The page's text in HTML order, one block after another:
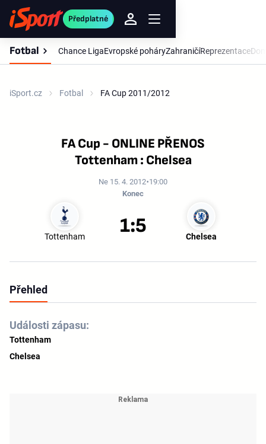
Předplatné
Fotbal Chance LigaEvropské poháryZahraničíReprezentace
iSport.cz Fotbal FA Cup 2011/2012
FA Cup - ONLINE PŘENOS
Tottenham : Chelsea
Ne 15. 4. 2012 19:00
Konec
Tottenham Chelsea
1:5
Přehled
Události zápasu:
Tottenham
Chelsea